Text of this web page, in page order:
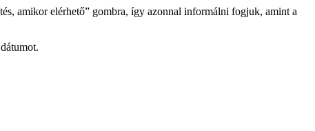
amikor elérhető” gombra, így azonnal informálni fogjuk, amint a